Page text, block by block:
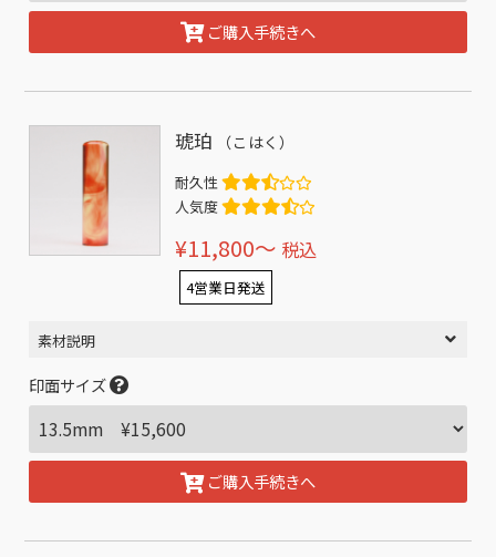
ご購入手続きへ
琥珀 （こはく）
耐久性
人気度
¥11,800〜 税込
4営業日発送
素材説明
印面サイズ
ご購入手続きへ